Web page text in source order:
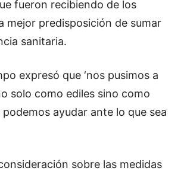
fueron recibiendo de los
mejor predisposición de sumar
sanitaria.
expresó que ‘nos pusimos a
solo como ediles sino como
ayudar ante lo que sea
sobre las medidas